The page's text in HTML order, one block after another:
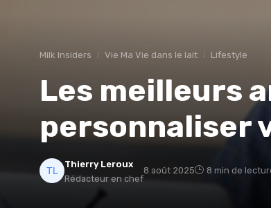
Milk Insiders Vie Ma Vie dans le lait Lifestyle
Les meilleurs
personnaliser
Thierry Leroux
Rédacteur en chef
8 août 2025 8 min de